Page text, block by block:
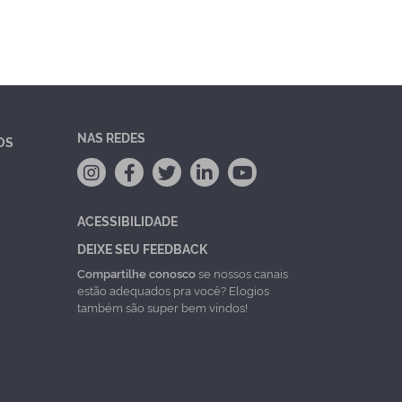
NAS REDES
ACESSIBILIDADE
DEIXE SEU FEEDBACK
Compartilhe conoscose nossos canais
estão adequados pra você? Elogios
também são super bem vindos!